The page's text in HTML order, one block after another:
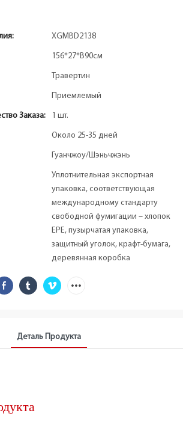
XGMBD2138
156*27*В90см
Травертин
Приемлемый
Заказа: 1 шт.
Около 25-35 дней
Гуанчжоу/Шэньчжэнь
Уплотнительная экспортная
упаковка, соответствующая
международному стандарту
свободной фумигации – хлопок
EPE, пузырчатая упаковка,
защитный уголок, крафт-бумага,
деревянная коробка
Деталь Продукта